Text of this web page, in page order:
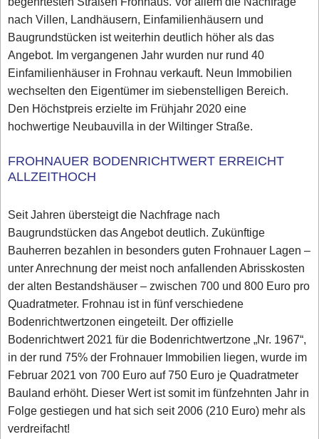
nach Villen, Landhäusern, Einfamilienhäusern und
Baugrundstücken ist weiterhin deutlich höher als das
Angebot. Im vergangenen Jahr wurden nur rund 40
Einfamilienhäuser in Frohnau verkauft. Neun Immobilien
wechselten den Eigentümer im siebenstelligen Bereich.
Den Höchstpreis erzielte im Frühjahr 2020 eine
hochwertige Neubauvilla in der Wiltinger Straße.
FROHNAUER BODENRICHTWERT ERREICHT
ALLZEITHOCH
Seit Jahren übersteigt die Nachfrage nach
Baugrundstücken das Angebot deutlich. Zukünftige
Bauherren bezahlen in besonders guten Frohnauer Lagen –
unter Anrechnung der meist noch anfallenden Abrisskosten
der alten Bestandshäuser – zwischen 700 und 800 Euro pro
Quadratmeter. Frohnau ist in fünf verschiedene
Bodenrichtwertzonen eingeteilt. Der offizielle
Bodenrichtwert 2021 für die Bodenrichtwertzone „Nr. 1967“,
in der rund 75% der Frohnauer Immobilien liegen, wurde im
Februar 2021 von 700 Euro auf 750 Euro je Quadratmeter
Bauland erhöht. Dieser Wert ist somit im fünfzehnten Jahr in
Folge gestiegen und hat sich seit 2006 (210 Euro) mehr als
verdreifacht!